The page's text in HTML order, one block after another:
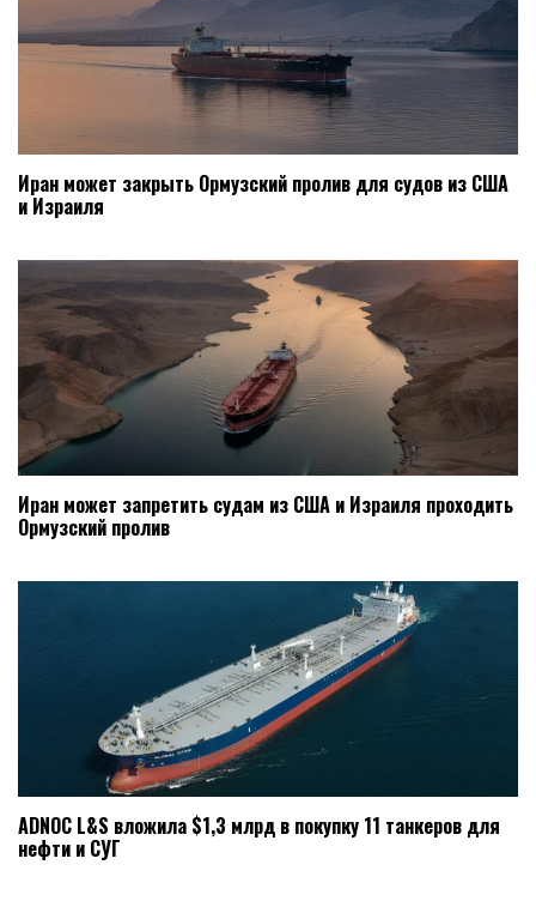
Иран может закрыть Ормузский пролив для судов из США
и Израиля
Иран может запретить судам из США и Израиля проходить
Ормузский пролив
ADNOC L&S вложила $1,3 млрд в покупку 11 танкеров для
нефти и СУГ